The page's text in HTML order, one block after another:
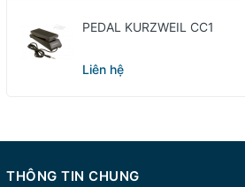
PEDAL KURZWEIL CC1
Liên hệ
THÔNG TIN CHUNG